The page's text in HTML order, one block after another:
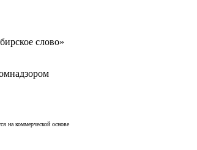
слово»
на коммерческой основе